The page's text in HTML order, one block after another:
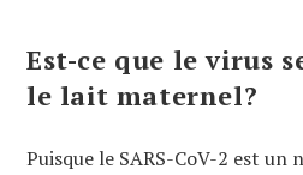
Est-ce que le virus
le lait maternel?
Puisque le SARS-CoV-2 est un